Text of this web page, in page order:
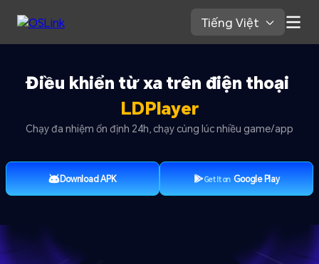
Tiếng Việt
LDPlayer
Chạy đa nhiệm ổn định 24h, chạy cùng lúc nhiều game/app
Download APK Get It on Google Play